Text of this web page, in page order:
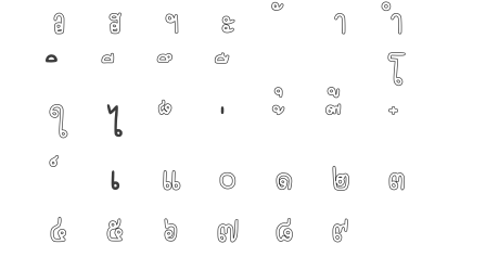
อ
ฮ ฯ ะ า
ำ
โ
ใ
ไ
เ
แ ๐ ๑ ๒
๓
๔
๕ ๖ ๗ ๘ ๙